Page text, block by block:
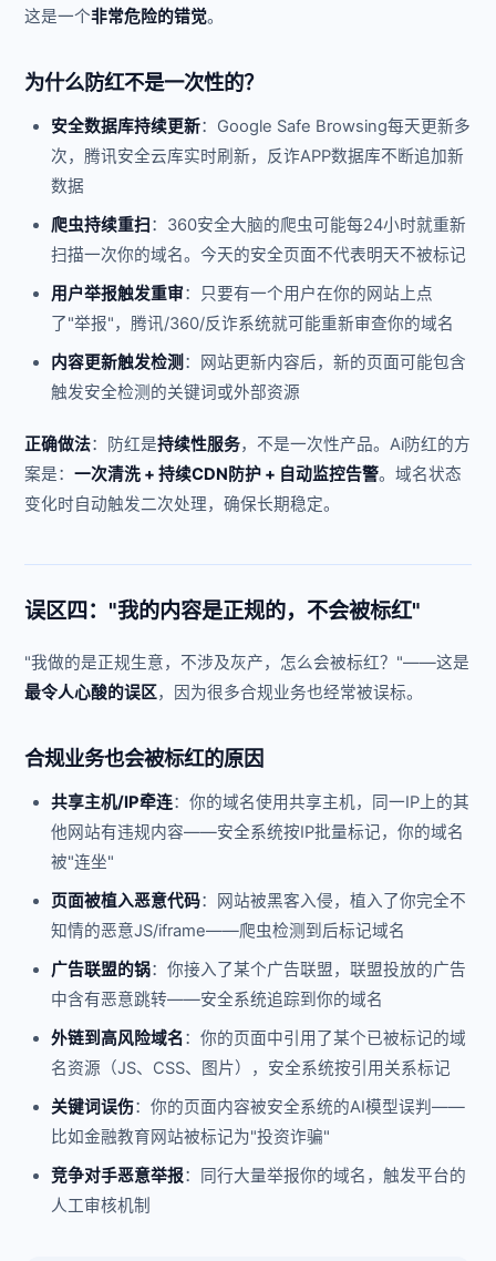
这是一个非常危险的错觉。
为什么防红不是一次性的？
安全数据库持续更新：Google Safe Browsing每天更新多
次，腾讯安全云库实时刷新，反诈APP数据库不断追加新
数据
爬虫持续重扫：360安全大脑的爬虫可能每24小时就重新
扫描一次你的域名。今天的安全页面不代表明天不被标记
用户举报触发重审：只要有一个用户在你的网站上点
了"举报"，腾讯/360/反诈系统就可能重新审查你的域名
内容更新触发检测 ：网站更新内容后，新的页面可能包含
触发安全检测的关键词或外部资源
正确做法：防红是持续性服务，不是一次性产品。Ai防红的方
案是：一次清洗 + 持续CDN防护 + 自动监控告警。域名状态
变化时自动触发二次处理，确保长期稳定。
误区四："我的内容是正规的，不会被标红"
"我做的是正规生意，不涉及灰产，怎么会被标红？"——这是
最令人心酸的误区，因为很多合规业务也经常被误标。
合规业务也会被标红的原因
共享主机/IP牵连：你的域名使用共享主机，同一IP上的其
他网站有违规内容——安全系统按IP批量标记，你的域名
被"连坐"
页面被植入恶意代码：网站被黑客入侵，植入了你完全不
知情的恶意JS/iframe——爬虫检测到后标记域名
广告联盟的锅：你接入了某个广告联盟，联盟投放的广告
中含有恶意跳转——安全系统追踪到你的域名
外链到高风险域名 ：你的页面中引用了某个已被标记的域
名资源（JS、CSS、图片），安全系统按引用关系标记
关键词误伤：你的页面内容被安全系统的AI模型误判——
比如金融教育网站被标记为"投资诈骗"
竞争对手恶意举报：同行大量举报你的域名，触发平台的
人工审核机制